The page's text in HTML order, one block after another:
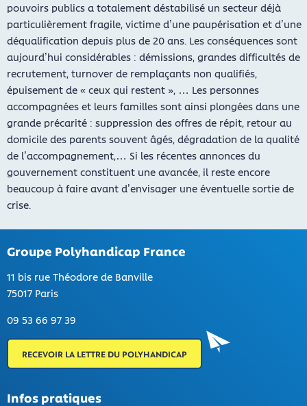
pouvoirs publics a totalement déstabilisé un secteur déjà
particulièrement fragile, victime d’une paupérisation et d’une
déqualification depuis plus de 20 ans. Les conséquences sont
aujourd’hui considérables : démissions, grandes difficultés de
recrutement, turnover de remplaçants non qualifiés,
épuisement de « ceux qui restent », … Les personnes
accompagnées et leurs familles sont ainsi plongées dans une
grande précarité : suppression des offres de répit, retour au
domicile des parents souvent âgés, dégradation de la qualité
de l’accompagnement,… Si les récentes annonces du
gouvernement constituent une avancée, il reste encore
beaucoup à faire avant d’envisager une éventuelle sortie de
crise.
Groupe Polyhandicap France
11 bis rue Théodore de Banville
75017 Paris
09 53 66 97 39
RECEVOIR LA LETTRE DU POLYHANDICAP
Infos pratiques